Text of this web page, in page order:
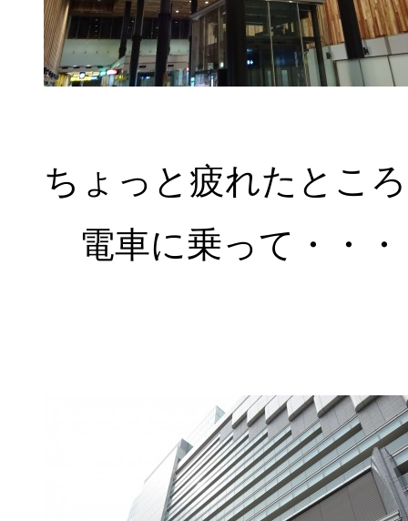
ちょっと疲れたとこ
電車に乗って・・・